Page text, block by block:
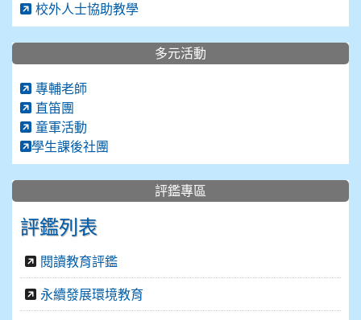
校外人士協助教學
多元活動
專輔老師
直笛團
童軍活動
學生課後社團
評鑑專區
評鑑列表
閱讀教育評鑑
永續發展環境教育